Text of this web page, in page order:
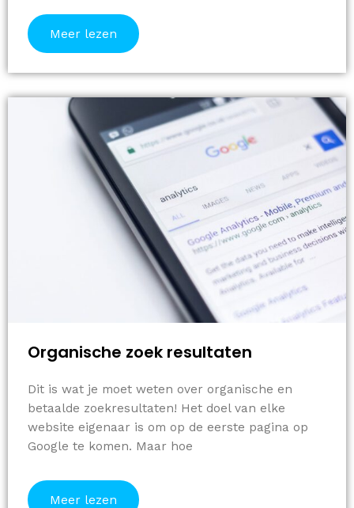
Meer lezen
Organische zoek resultaten
Dit is wat je moet weten over organische en
betaalde zoekresultaten! Het doel van elke
website eigenaar is om op de eerste pagina op
Google te komen. Maar hoe
Meer lezen